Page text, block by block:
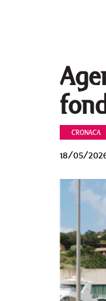
CRONACA
18/05/